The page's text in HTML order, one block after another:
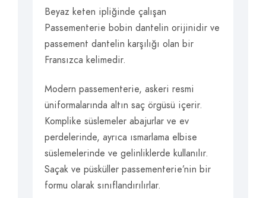
Beyaz keten ipliğinde çalışan
Passementerie bobin dantelin orijinidir ve
passement dantelin karşılığı olan bir
Fransızca kelimedir.
Modern passementerie, askeri resmi
üniformalarında altın saç örgüsü içerir.
Komplike süslemeler abajurlar ve ev
perdelerinde, ayrıca ısmarlama elbise
süslemelerinde ve gelinliklerde kullanılır.
Saçak ve püsküller passementerie’nin bir
formu olarak sınıflandırılırlar.